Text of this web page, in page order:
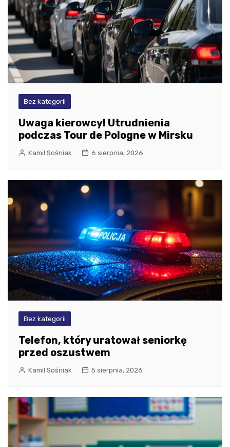
Bez kategorii
Uwaga kierowcy! Utrudnienia
podczas Tour de Pologne w Mirsku
Kamil Sośniak 6 sierpnia, 2026
Bez kategorii
Telefon, który uratował seniorkę
przed oszustwem
Kamil Sośniak 5 sierpnia, 2026